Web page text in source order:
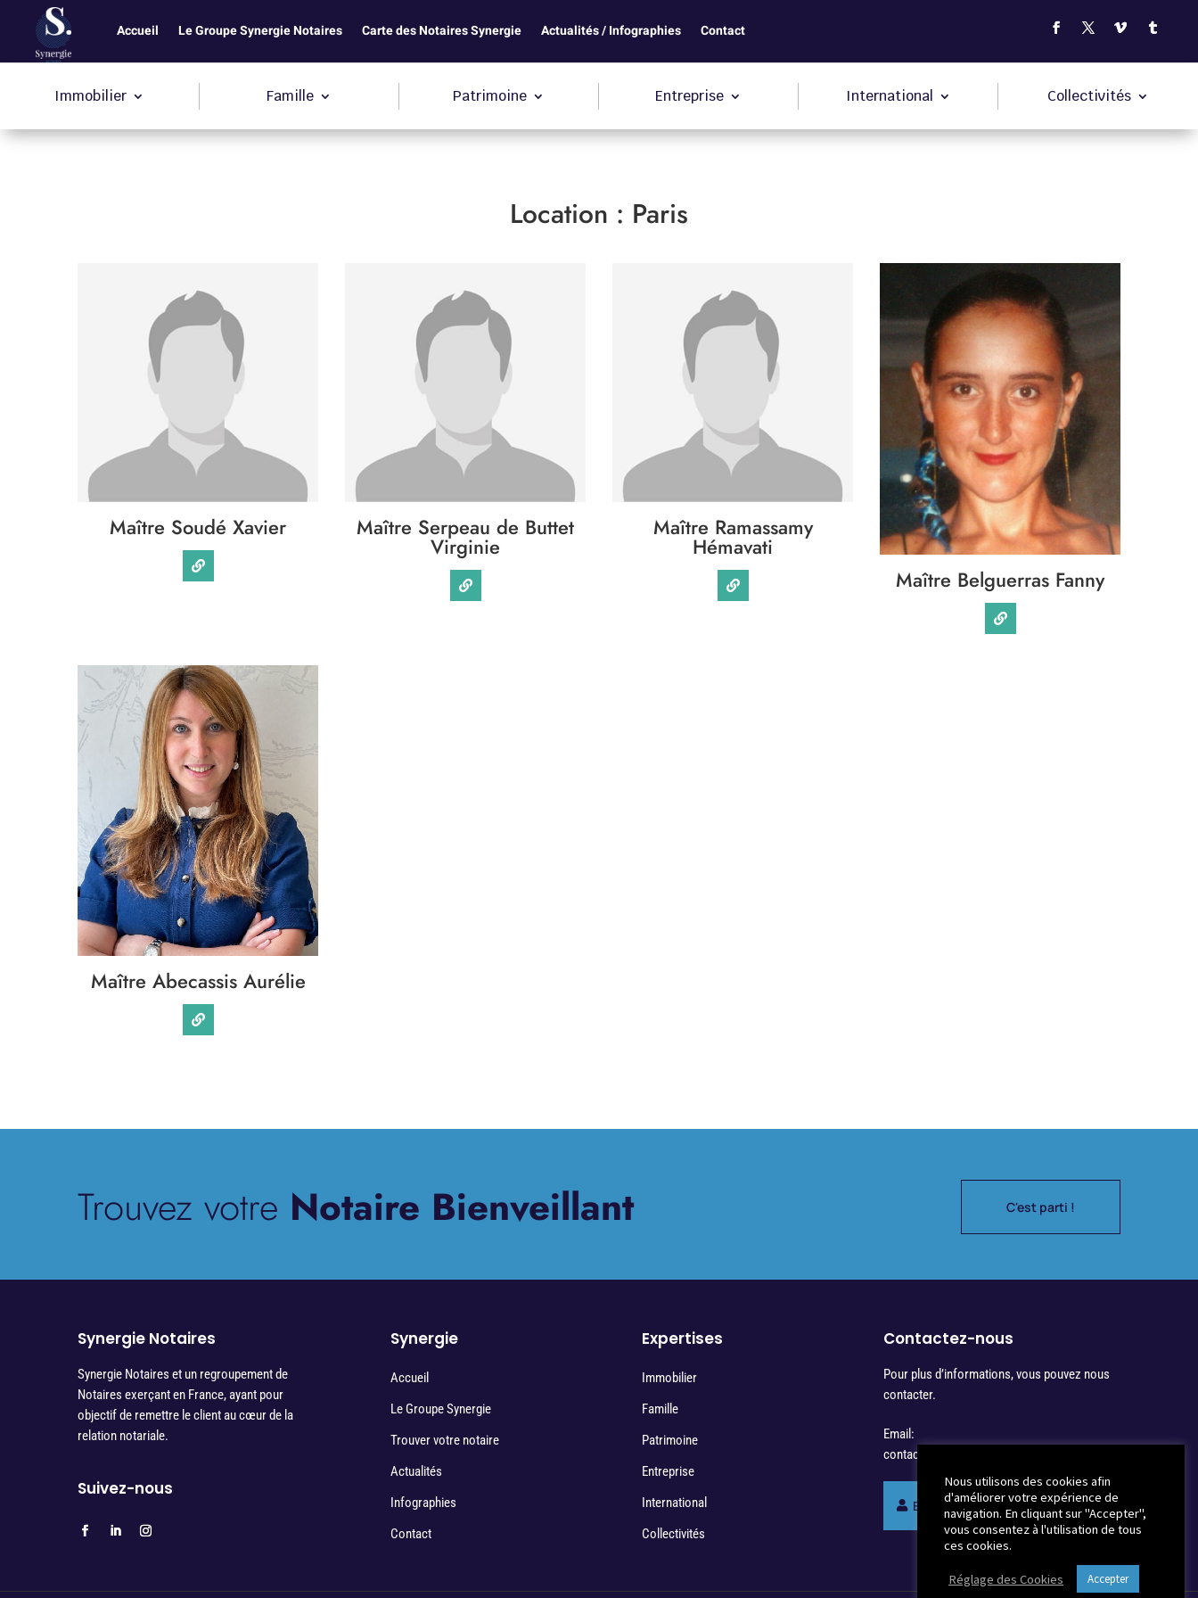
Accueil Le Groupe Synergie Notaires Carte des Notaires Synergie Actualités / Infographies Contact
Immobilier Famille Patrimoine Entreprise International Collectivités
Location : Paris
Maître Soudé Xavier Maître Serpeau de Buttet
Virginie
Maître Ramassamy
Hémavati
Maître Belguerras Fanny
Maître Abecassis Aurélie
Trouvez votre Notaire Bienveillant C'est parti !
Synergie Notaires
Synergie Notaires et un regroupement de
Notaires exerçant en France, ayant pour
objectif de remettre le client au cœur de la
relation notariale.
Suivez-nous
Synergie
Accueil
Le Groupe Synergie
Trouver votre notaire
Actualités
Infographies
Contact
Expertises
Immobilier
Famille
Patrimoine
Entreprise
International
Collectivités
Contactez-nous
Pour plus d’informations, vous pouvez nous
contacter.
Email:
contact@synergienotaires.fr
Espace membres Synergie
Nous utilisons des cookies afin
d'améliorer votre expérience de
navigation. En cliquant sur "Accepter",
vous consentez à l'utilisation de tous
ces cookies.
Réglage des Cookies Accepter